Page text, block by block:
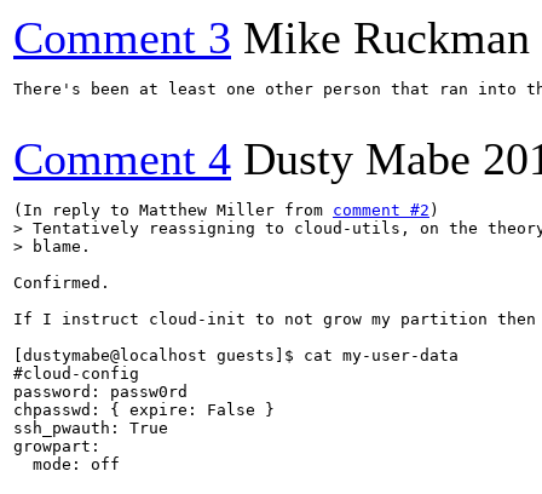
Comment 3 Mike Ruckman
There's been at least one other person that ran into
Comment 4 Dusty Mabe
(In reply to Matthew Miller from comment #2
> Tentatively reassigning to cloud-utils, on the
> blame.
Confirmed.
If I instruct cloud-init to not grow my partition then
[dustymabe@localhost guests]$ cat my-user-data
#cloud-config
password: passw0rd
chpasswd: { expire: False }
ssh_pwauth: True
growpart:
  mode: off